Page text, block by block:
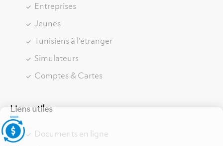
Entreprises
Jeunes
Tunisiens à l’etranger
Simulateurs
Comptes & Cartes
Liens utiles
Documents en ligne